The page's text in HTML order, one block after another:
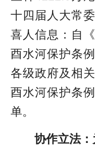
十四届人大常
喜人信息：自
酉水河保护条
各级政府及相
酉水河保护条
单。
协作立法：